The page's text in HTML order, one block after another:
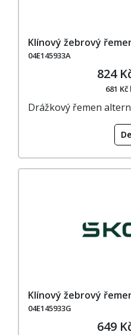
Klínový žebrový
04E145933A
824
681
Drážkový řemen
Klínový žebrový
04E145933G
649